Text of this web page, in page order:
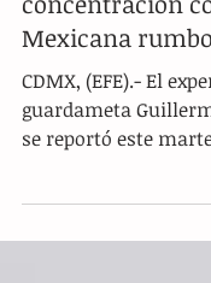
Guillermo
concentración
Mexicana
CDMX, (EFE).- El
guardameta
preparación de cara